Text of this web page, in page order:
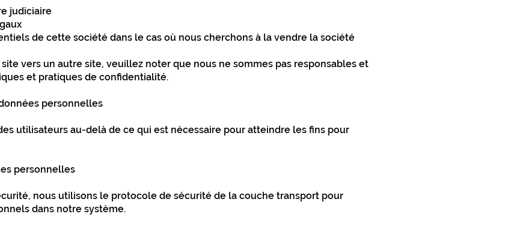
judiciaire
de cette société dans le cas où nous cherchons à la vendre la société
vers un autre site, veuillez noter que nous ne sommes pas responsables et
et pratiques de confidentialité.
personnelles
utilisateurs au-delà de ce qui est nécessaire pour atteindre les fins pour
personnelles
nous utilisons le protocole de sécurité de la couche transport pour
dans notre système.